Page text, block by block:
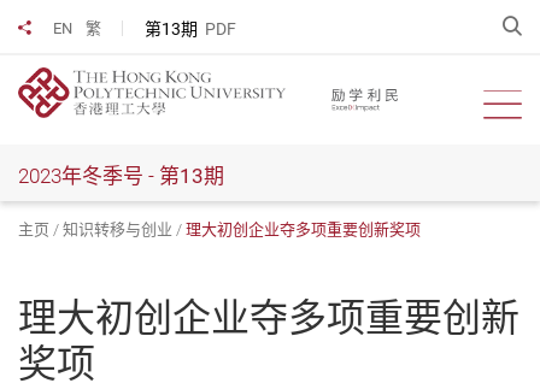
EN 繁 第13期 PDF
分享到
开
2023年冬季号 - 第13期
主页 知识转移与创业 理大初创企业夺多项重要创新奖项
理大初创企业夺多项重要创新
奖项